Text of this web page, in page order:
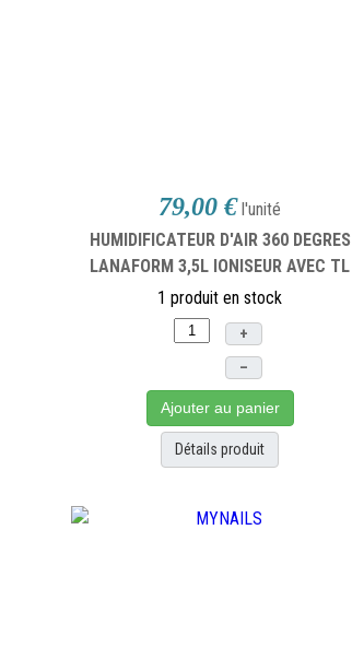
79,00 € l'unité
HUMIDIFICATEUR D'AIR 360 DEGRES
LANAFORM 3,5L IONISEUR AVEC TL
1 produit en stock
+
–
Ajouter au panier
Détails produit